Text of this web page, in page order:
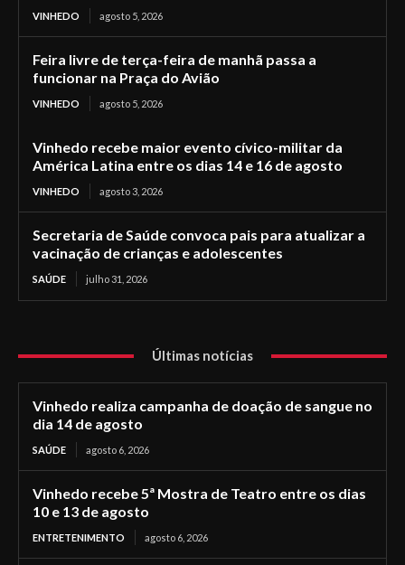
VINHEDO agosto 5, 2026
Feira livre de terça-feira de manhã passa a
funcionar na Praça do Avião
VINHEDO agosto 5, 2026
Vinhedo recebe maior evento cívico-militar da
América Latina entre os dias 14 e 16 de agosto
VINHEDO agosto 3, 2026
Secretaria de Saúde convoca pais para atualizar a
vacinação de crianças e adolescentes
SAÚDE julho 31, 2026
Últimas notícias
Vinhedo realiza campanha de doação de sangue no
dia 14 de agosto
SAÚDE agosto 6, 2026
Vinhedo recebe 5ª Mostra de Teatro entre os dias
10 e 13 de agosto
ENTRETENIMENTO agosto 6, 2026